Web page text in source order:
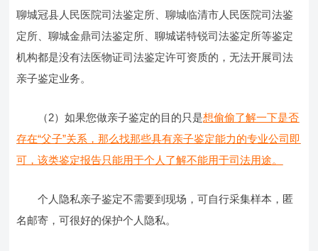
聊城冠县人民医院司法鉴定所、聊城临清市人民医院司法鉴
定所、聊城金鼎司法鉴定所、聊城诺特锐司法鉴定所等鉴定
机构都是没有法医物证司法鉴定许可资质的，无法开展司法
亲子鉴定业务。
（2）如果您做亲子鉴定的目的只是想偷偷了解一下是否
存在“父子”关系，那么找那些具有亲子鉴定能力的专业公司即
可，该类鉴定报告只能用于个人了解不能用于司法用途。
个人隐私亲子鉴定不需要到现场，可自行采集样本，匿
名邮寄，可很好的保护个人隐私。